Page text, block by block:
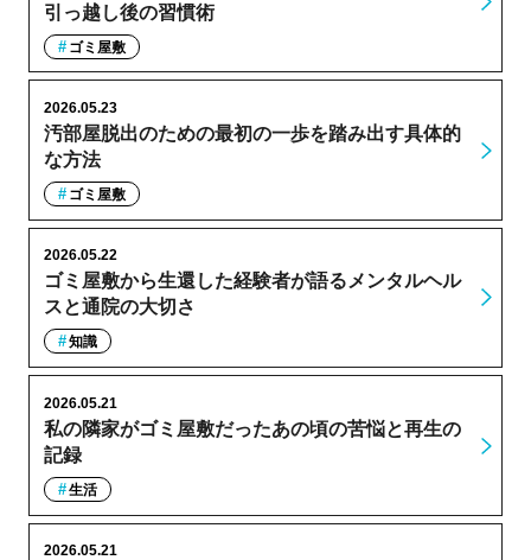
引っ越し後の習慣術
ゴミ屋敷
汚部屋脱出のための最初の一歩を踏み出す具体的
な方法
2026.05.23
ゴミ屋敷
ゴミ屋敷から生還した経験者が語るメンタルヘル
スと通院の大切さ
2026.05.22
知識
私の隣家がゴミ屋敷だったあの頃の苦悩と再生の
記録
2026.05.21
生活
2026.05.21